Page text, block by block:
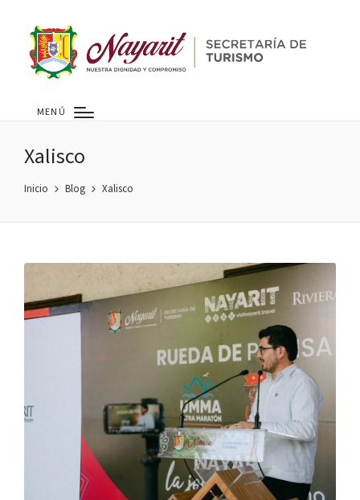
MENÚ
Xalisco
Inicio Blog Xalisco